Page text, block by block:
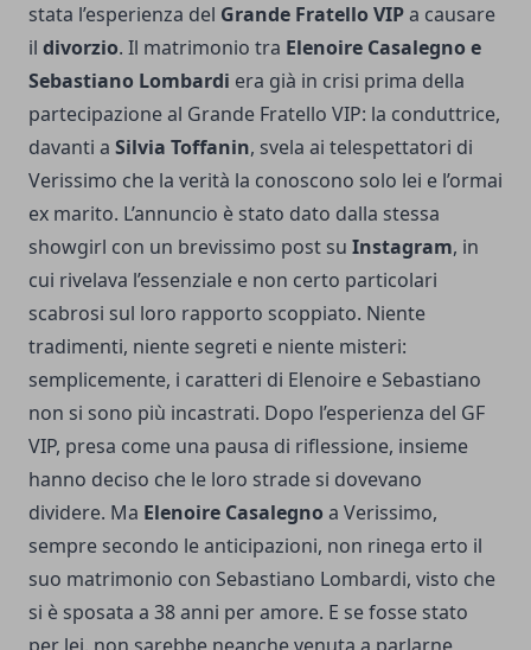
stata l’esperienza del Grande Fratello VIPa causare
il divorzio. Il matrimonio tra Elenoire Casalegno e
Sebastiano Lombardi era già in crisi prima della
partecipazione al Grande Fratello VIP: la conduttrice,
davanti a Silvia Toffanin, svela ai telespettatori di
Verissimo che la verità la conoscono solo lei e l’ormai
ex marito. L’annuncio è stato dato dalla stessa
showgirl con un brevissimo post su Instagram, in
cui rivelava l’essenziale e non certo particolari
scabrosi sul loro rapporto scoppiato. Niente
tradimenti, niente segreti e niente misteri:
semplicemente, i caratteri di Elenoire e Sebastiano
non si sono più incastrati. Dopo l’esperienza del GF
VIP, presa come una pausa di riflessione, insieme
hanno deciso che le loro strade si dovevano
dividere. Ma Elenoire Casalegno a Verissimo,
sempre secondo le anticipazioni, non rinega erto il
suo matrimonio con Sebastiano Lombardi, visto che
si è sposata a 38 anni per amore. E se fosse stato